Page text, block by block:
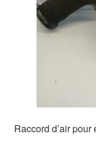
Raccord d’air